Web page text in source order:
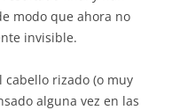
modo que ahora no
invisible.
cabello rizado (o muy
alguna vez en las